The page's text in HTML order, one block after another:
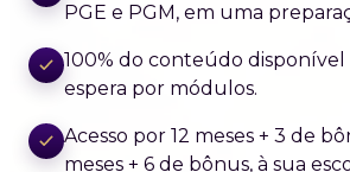
PGE e PGM, em uma
100% do conteúdo disponível
espera por módulos.
Acesso por 12 meses + 3 de
meses + 6 de bônus, à sua